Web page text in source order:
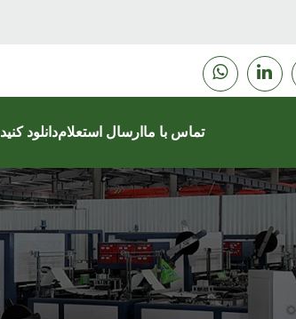
دانلود کنیدارسال استعلامتماس با ما